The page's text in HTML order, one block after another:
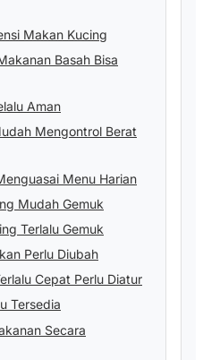
Makan Kucing
Basah Bisa
Aman
Mengontrol Berat
Menu Harian
Mudah Gemuk
Terlalu Gemuk
Perlu Diubah
Cepat Perlu Diatur
Tersedia
Secara